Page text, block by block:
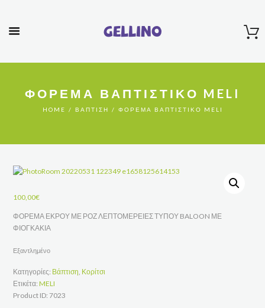
Gellino
ΦΟΡΕΜΑ ΒΑΠΤΙΣΤΙΚΟ MELI
HOME ΒΆΠΤΙΣΗ ΦΟΡΕΜΑ ΒΑΠΤΙΣΤΙΚΟ MELI
100,00€
ΦΟΡΕΜΑ ΕΚΡΟΥ ΜΕ ΡΟΖ ΛΕΠΤΟΜΕΡΕΙΕΣ ΤΥΠΟΥ BALOON ΜΕ
ΦΙΟΓΚΑΚΙΑ
Εξαντλημένο
Κατηγορίες: Βάπτιση, Κορίτσι
Ετικέτα:MELI
Product ID:7023